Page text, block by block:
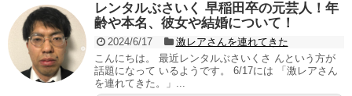
レンタルぶさいく 早稲田卒の元芸人！年
齢や本名、彼女や結婚について！
2024/6/17
激レアさんを連れてきた
こんにちは。 最近レンタルぶさいくさ んという方が
話題になって いるようです。 6/17には 「激レアさん
を連れてきた。」...